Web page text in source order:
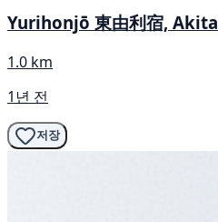
Yurihonjō 東由利宿, Akita
1.0 km
1년 전
저장